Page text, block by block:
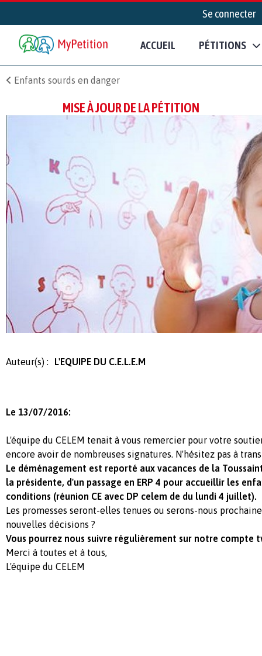
Se connecter
ACCUEIL PÉTITIONS
Enfants sourds en danger
MISE À JOUR DE LA PÉTITION
Auteur(s) : L'EQUIPE DU C.E.L.E.M
Le 13/07/2016:
L'équipe du CELEM tenait à vous remercier pour votre
encore avoir de nombreuses signatures. N'hésitez pas à
Le déménagement est reporté aux vacances de la
la présidente, d'un passage en ERP 4 pour accueillir les
conditions (réunion CE avec DP celem de du lundi 4 juillet).
Les promesses seront-elles tenues ou serons-nous
nouvelles décisions ?
Vous pourrez nous suivre régulièrement sur notre compte
Merci à toutes et à tous,
L'équipe du CELEM